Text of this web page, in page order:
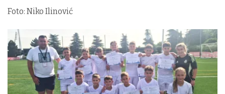
Foto: Niko Ilinović